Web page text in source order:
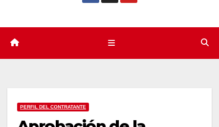
PERFIL DEL CONTRATANTE